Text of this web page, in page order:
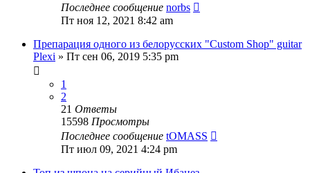
Последнее сообщение norbs
Пт ноя 12, 2021 8:42 am
Препарация одного из белорусских "Custom Shop" guitar
Plexi » Пт сен 06, 2019 5:35 pm
1
2
21 Ответы
15598 Просмотры
Последнее сообщение tOMASS
Пт июл 09, 2021 4:24 pm